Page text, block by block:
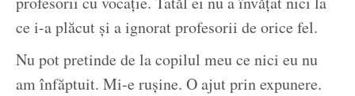
ce i-a plăcut și a ignorat profesorii de orice fel.
Nu pot pretinde de la copilul meu ce nici eu nu
am înfăptuit. Mi-e rușine. O ajut prin expunere.